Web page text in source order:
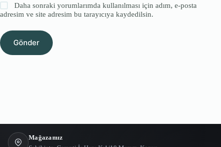
Daha sonraki yorumlarımda kullanılması için adım, e-posta
adresim ve site adresim bu tarayıcıya kaydedilsin.
Gönder
Mağazamız